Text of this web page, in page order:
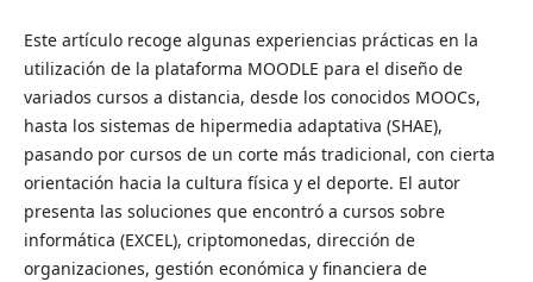
Este artículo recoge algunas experiencias prácticas en la
utilización de la plataforma MOODLE para el diseño de
variados cursos a distancia, desde los conocidos MOOCs,
hasta los sistemas de hipermedia adaptativa (SHAE),
pasando por cursos de un corte más tradicional, con cierta
orientación hacia la cultura física y el deporte. El autor
presenta las soluciones que encontró a cursos sobre
informática (EXCEL), criptomonedas, dirección de
organizaciones, gestión económica y financiera de